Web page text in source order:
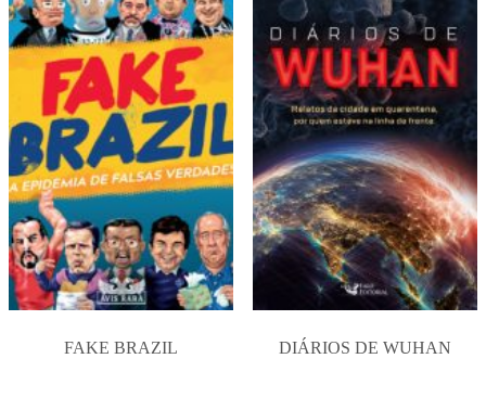
FAKE BRAZIL DIÁRIOS DE WUHAN